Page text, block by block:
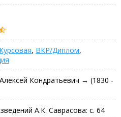
Курсовая, ВКР/Диплом,
Кондратьевич → (1830 -
А.К. Саврасова: с. 64